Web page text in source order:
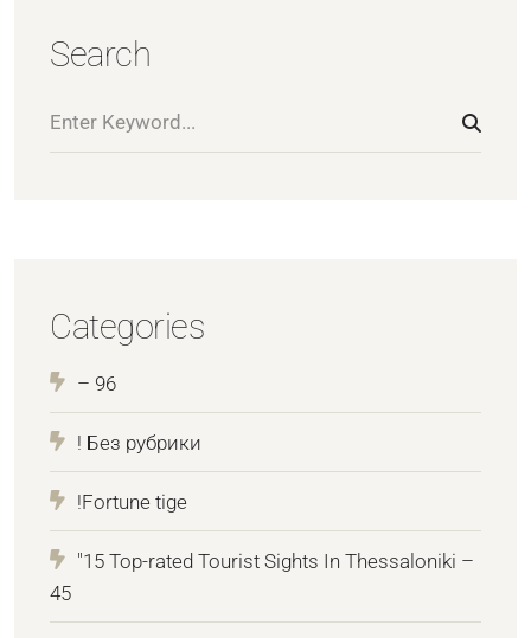
Search
Categories
– 96
! Без рубрики
!Fortune tige
"15 Top-rated Tourist Sights In Thessaloniki –
45